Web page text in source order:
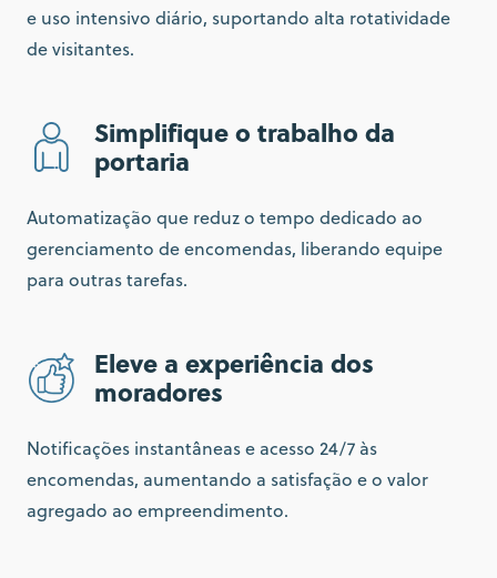
e uso intensivo diário, suportando alta rotatividade
de visitantes.
Simplifique o trabalho da
portaria
Automatização que reduz o tempo dedicado ao
gerenciamento de encomendas, liberando equipe
para outras tarefas.
Eleve a experiência dos
moradores
Notificações instantâneas e acesso 24/7 às
encomendas, aumentando a satisfação e o valor
agregado ao empreendimento.